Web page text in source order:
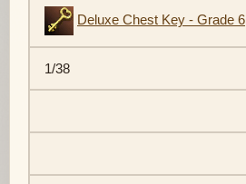
Deluxe Chest Key - Grade 6
1/38